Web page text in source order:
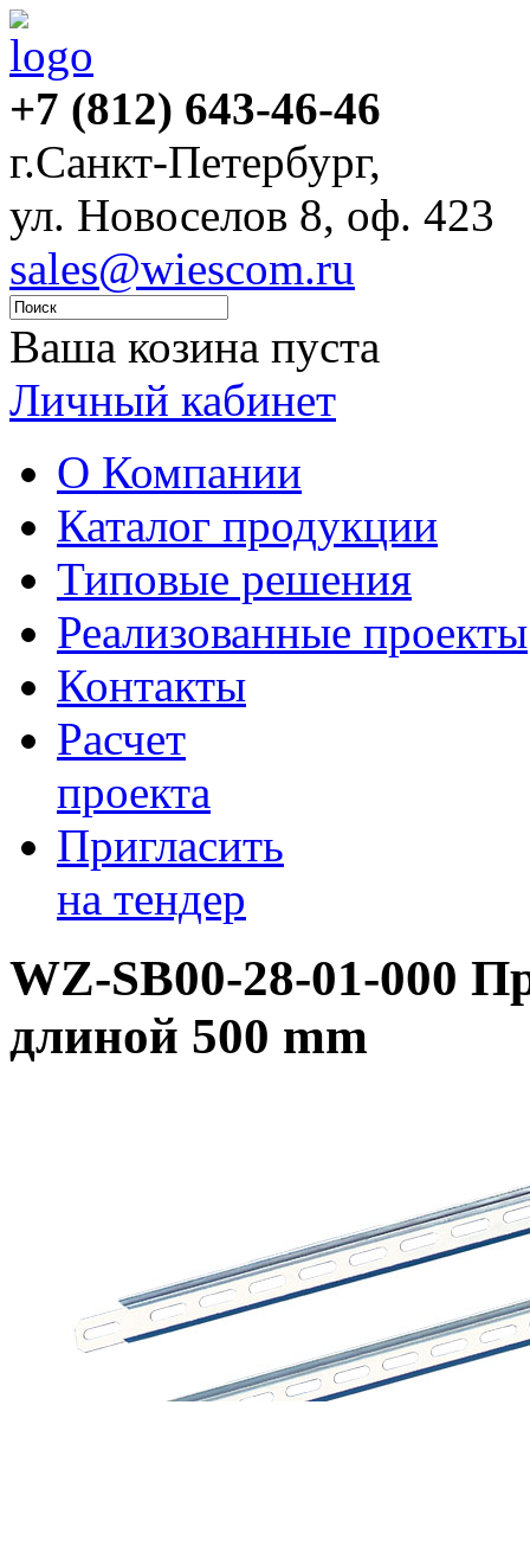
+7 (812) 643-46-46
г.Санкт-Петербург,
ул. Новоселов 8, оф. 423
sales@wiescom.ru
Ваша козина пуста
Личный кабинет
О Компании
Каталог продукции
Типовые решения
Реализованные проекты
Контакты
Расчет
проекта
Пригласить
на тендер
WZ-SB00-28-01-000
длиной 500 mm